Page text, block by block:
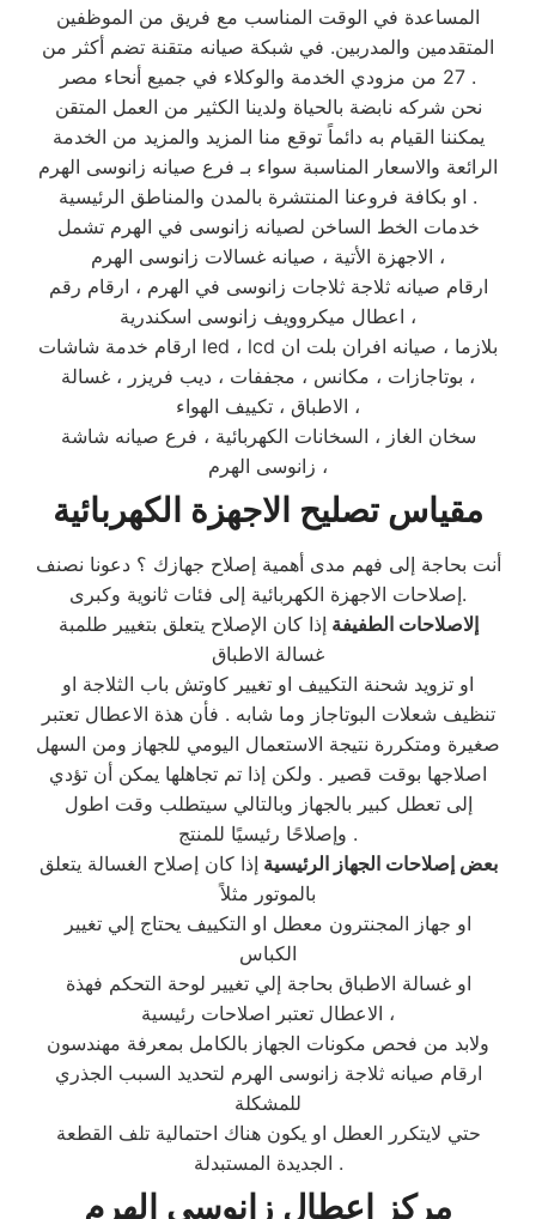
المساعدة في الوقت المناسب مع فريق من الموظفين
المتقدمين والمدربين. في شبكة صيانه متقنة تضم أكثر من
27 من مزودي الخدمة والوكلاء في جميع أنحاء مصر .
نحن شركه نابضة بالحياة ولدينا الكثير من العمل المتقن
يمكننا القيام به دائماً توقع منا المزيد والمزيد من الخدمة
الرائعة والاسعار المناسبة سواء بـ فرع صيانه زانوسى الهرم
او بكافة فروعنا المنتشرة بالمدن والمناطق الرئيسية .
خدمات الخط الساخن لصيانه زانوسى في الهرم تشمل
الاجهزة الأتية ، صيانه غسالات زانوسى الهرم ،
ارقام صيانه ثلاجة ثلاجات زانوسى في الهرم ، ارقام رقم
اعطال ميكروويف زانوسى اسكندرية ،
ارقام خدمة شاشات led ، lcd بلازما ، صيانه افران بلت ان
، بوتاجازات ، مكانس ، مجففات ، ديب فريزر ، غسالة
الاطباق ، تكييف الهواء ،
سخان الغاز ، السخانات الكهربائية ، فرع صيانه شاشة
زانوسى الهرم ،
مقياس تصليح الاجهزة الكهربائية
أنت بحاجة إلى فهم مدى أهمية إصلاح جهازك ؟ دعونا نصنف
إصلاحات الاجهزة الكهربائية إلى فئات ثانوية وكبرى.
إلاصلاحات الطفيفة إذا كان الإصلاح يتعلق بتغيير طلمبة
غسالة الاطباق
او تزويد شحنة التكييف او تغيير كاوتش باب الثلاجة او
تنظيف شعلات البوتاجاز وما شابه . فأن هذة الاعطال تعتبر
صغيرة ومتكررة نتيجة الاستعمال اليومي للجهاز ومن السهل
اصلاجها بوقت قصير . ولكن إذا تم تجاهلها يمكن أن تؤدي
إلى تعطل كبير بالجهاز وبالتالي سيتطلب وقت اطول
وإصلاحًا رئيسيًا للمنتج .
بعض إصلاحات الجهاز الرئيسية إذا كان إصلاح الغسالة يتعلق
بالموتور مثلاً
او جهاز المجنترون معطل او التكييف يحتاج إلي تغيير
الكباس
او غسالة الاطباق بحاجة إلي تغيير لوحة التحكم فهذة
الاعطال تعتبر اصلاحات رئيسية ،
ولابد من فحص مكونات الجهاز بالكامل بمعرفة مهندسون
ارقام صيانه ثلاجة زانوسى الهرم لتحديد السبب الجذري
للمشكلة
حتي لايتكرر العطل او يكون هناك احتمالية تلف القطعة
الجديدة المستبدلة .
مركز اعطال زانوسى الهرم